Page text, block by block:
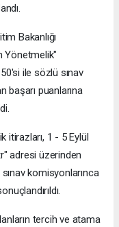
Bakanlığı
Yönetmelik"
ile sözlü sınav
başarı puanlarına
itirazları, 1 - 5 Eylül
adresi üzerinden
komisyonlarınca
tercih ve atama